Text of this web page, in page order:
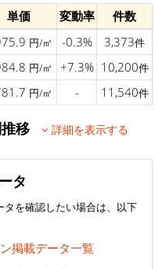
単価 変動率
件数
円/㎡ -0.3% 3,373件
円/㎡ +7.3% 10,200件
円/㎡ - 11,540件
推移 詳細を表示する
タ
を確認したい場合は、以下
掲載データ一覧